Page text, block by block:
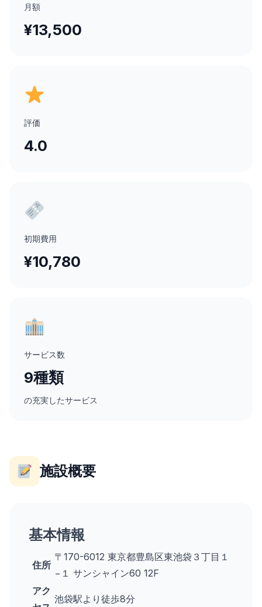
月額
¥13,500
評価
4.0
初期費用
¥10,780
サービス数
9種類
の充実したサービス
施設概要
基本情報
住所
〒170-6012 東京都豊島区東池袋３丁目１
−１ サンシャイン60 12F
アク
池袋駅より徒歩8分